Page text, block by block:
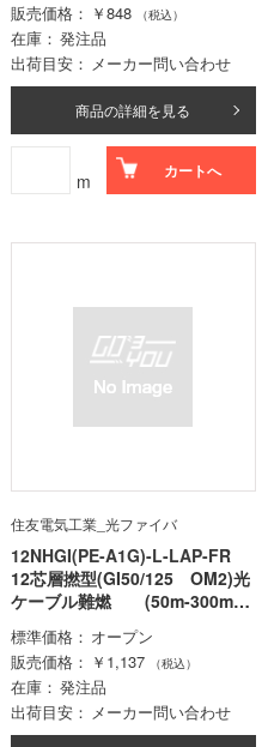
販売価格
￥848 （税込）
在庫
発注品
出荷目安
メーカー問い合わせ
商品の詳細を見る
m カートへ
住友電気工業_光ファイバ
12NHGI(PE-A1G)-L-LAP-FR
12芯層撚型(GI50/125 OM2)光
ケーブル難燃 (50m-300mロ
ット価格)
標準価格
オープン
販売価格
￥1,137 （税込）
在庫
発注品
出荷目安
メーカー問い合わせ